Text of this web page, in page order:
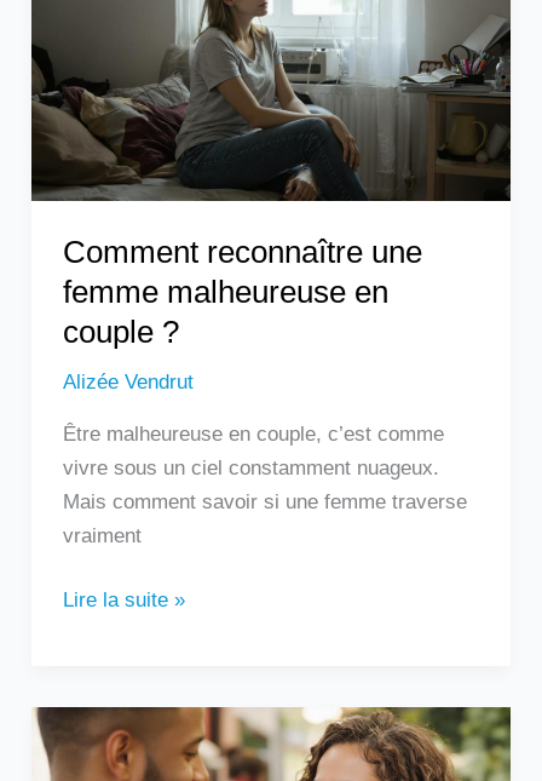
Comment reconnaître une
femme malheureuse en
couple ?
Alizée Vendrut
Être malheureuse en couple, c’est comme
vivre sous un ciel constamment nuageux.
Mais comment savoir si une femme traverse
vraiment
couple
Lire la suite »
Un
homme